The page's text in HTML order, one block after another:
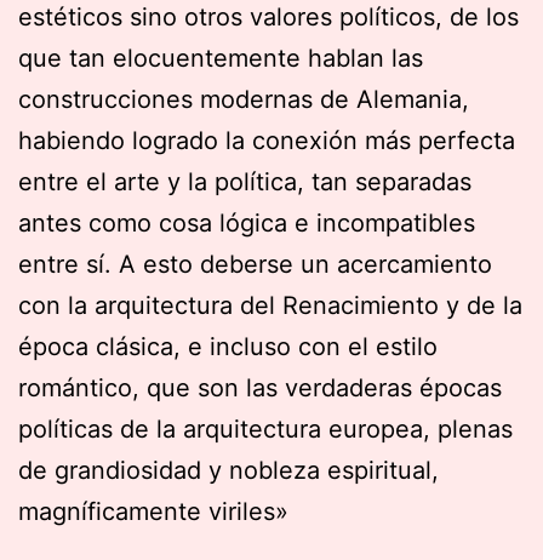
estéticos sino otros valores políticos, de los
que tan elocuentemente hablan las
construcciones modernas de Alemania,
habiendo logrado la conexión más perfecta
entre el arte y la política, tan separadas
antes como cosa lógica e incompatibles
entre sí. A esto deberse un acercamiento
con la arquitectura del Renacimiento y de la
época clásica, e incluso con el estilo
romántico, que son las verdaderas épocas
políticas de la arquitectura europea, plenas
de grandiosidad y nobleza espiritual,
magníficamente viriles»